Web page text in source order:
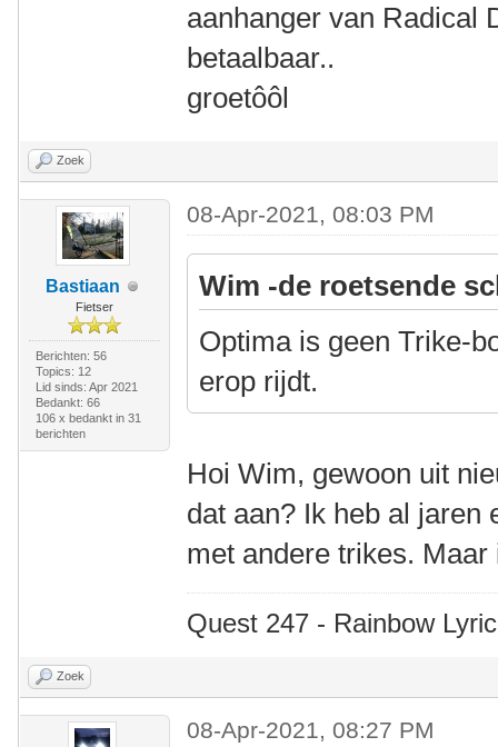
aanhanger van Radical
betaalbaar..
groetôôl
Zoek
Bastiaan
Fietser
Berichten: 56
Topics: 12
Lid sinds: Apr 2021
Bedankt: 66
106 x bedankt in 31
berichten
08-Apr-2021, 08:03 PM
Wim -de roetsende
Optima is geen Trike-
erop rijdt.
Hoi Wim, gewoon uit
dat aan? Ik heb al jaren
met andere trikes.
Quest 247 - Rainbow
Zoek
08-Apr-2021, 08:27 PM